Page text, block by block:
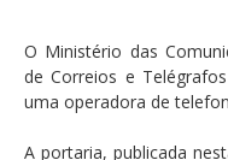
O Ministério das
de Correios e
uma operadora de
A portaria, publicada